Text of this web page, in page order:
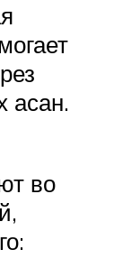
асан.
во